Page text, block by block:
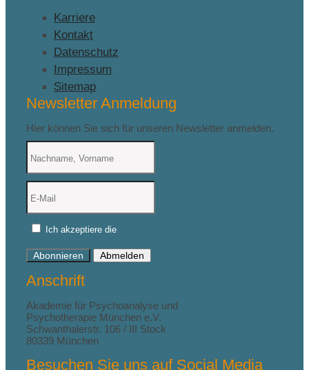
Karriere
Kontakt
Datenschutz
Impressum
Sitemap
Newsletter Anmeldung
Hier können Sie sich für unseren Newsletter anmelden.
Ich akzeptiere die
Abonnieren Abmelden
Anschrift
Akademie für Psychoanalyse und
Psychotherapie München e.V.
Schwanthalerstr. 106 / III Stock
80339 München
Besuchen Sie uns auf Social Media